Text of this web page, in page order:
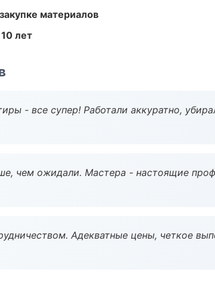
материалов
лет
- все супер! Работали аккуратно,
чем ожидали. Мастера - настоящие
Адекватные цены, четкое